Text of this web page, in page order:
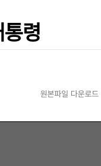
령
원본파일 다운로